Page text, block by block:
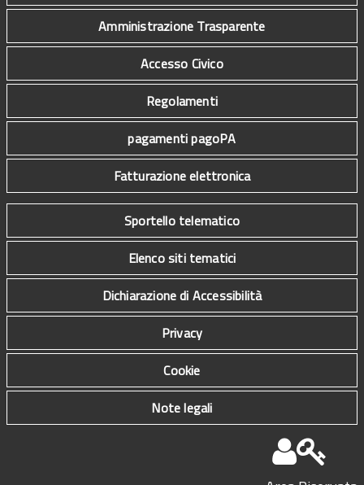
Amministrazione Trasparente
Accesso Civico
Regolamenti
pagamenti pagoPA
Fatturazione elettronica
Sportello telematico
Elenco siti tematici
Dichiarazione di Accessibilità
Privacy
Cookie
Note legali